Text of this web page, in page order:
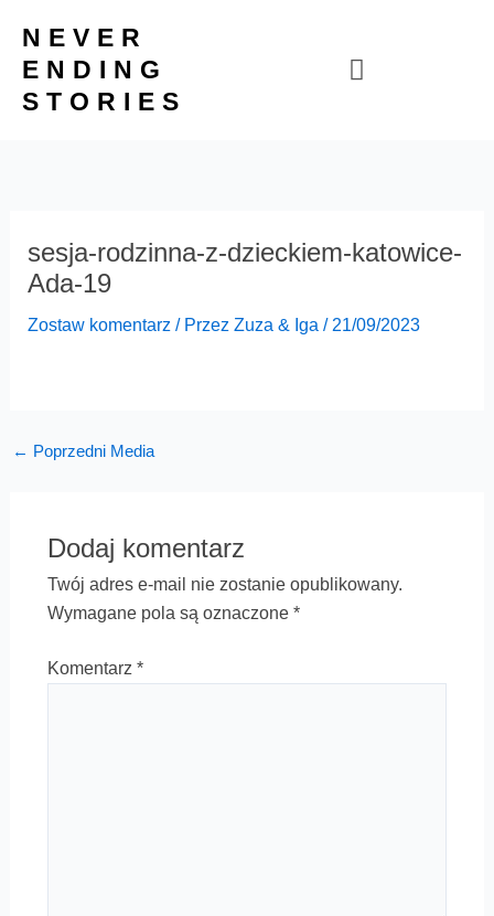
treści
NEVER
ENDING
STORIES
sesja-rodzinna-z-dzieckiem-katowice-
Ada-19
Zostaw komentarz / Przez Zuza & Iga / 21/09/2023
← Poprzedni Media
Dodaj komentarz
Twój adres e-mail nie zostanie opublikowany.
Wymagane pola są oznaczone *
Komentarz *